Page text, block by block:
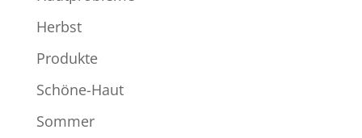
Herbst
Produkte
Schöne-Haut
Sommer